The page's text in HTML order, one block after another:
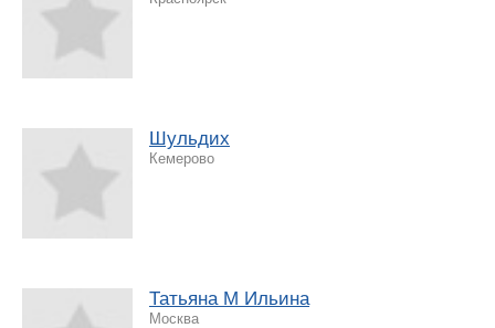
Шульдих
Кемерово
Татьяна М Ильина
Москва